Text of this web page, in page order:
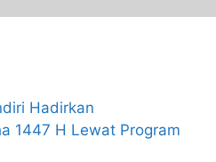
Hadirkan
1447 H Lewat Program